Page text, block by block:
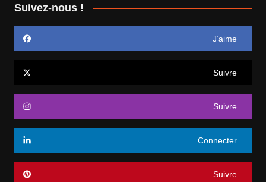
Suivez-nous !
J’aime
Suivre
Suivre
Connecter
Suivre